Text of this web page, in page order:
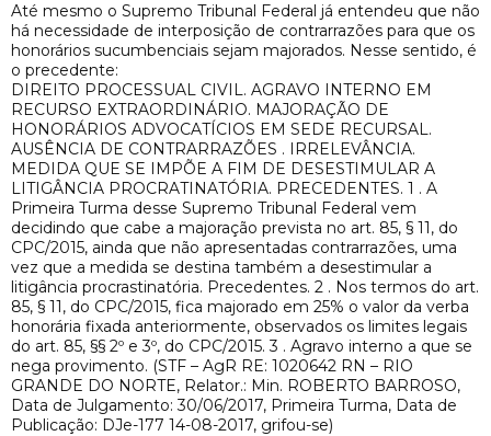
Até mesmo o Supremo Tribunal Federal já entendeu que não
há necessidade de interposição de contrarrazões para que os
honorários sucumbenciais sejam majorados. Nesse sentido, é
o precedente:
DIREITO PROCESSUAL CIVIL. AGRAVO INTERNO EM
RECURSO EXTRAORDINÁRIO. MAJORAÇÃO DE
HONORÁRIOS ADVOCATÍCIOS EM SEDE RECURSAL.
AUSÊNCIA DE CONTRARRAZÕES . IRRELEVÂNCIA.
MEDIDA QUE SE IMPÕE A FIM DE DESESTIMULAR A
LITIGÂNCIA PROCRATINATÓRIA. PRECEDENTES. 1 . A
Primeira Turma desse Supremo Tribunal Federal vem
decidindo que cabe a majoração prevista no art. 85, § 11, do
CPC/2015, ainda que não apresentadas contrarrazões, uma
vez que a medida se destina também a desestimular a
litigância procrastinatória. Precedentes. 2 . Nos termos do art.
85, § 11, do CPC/2015, fica majorado em 25% o valor da verba
honorária fixada anteriormente, observados os limites legais
do art. 85, §§ 2º e 3º, do CPC/2015. 3 . Agravo interno a que se
nega provimento. (STF – AgR RE: 1020642 RN – RIO
GRANDE DO NORTE, Relator.: Min. ROBERTO BARROSO,
Data de Julgamento: 30/06/2017, Primeira Turma, Data de
Publicação: DJe-177 14-08-2017, grifou-se)